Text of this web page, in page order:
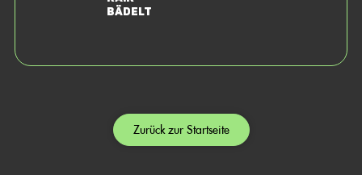
Bädelt
Zurück zur Startseite